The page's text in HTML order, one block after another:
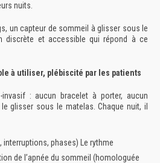
nuits.
, un capteur de sommeil à glisser sous le
discrète et accessible qui répond à ce
à utiliser, plébiscité par les patients
invasif: aucun bracelet à porter, aucun
glisser sous le matelas. Chaque nuit, il
interruptions, phases) Le rythme
de l’apnée du sommeil (homologuée